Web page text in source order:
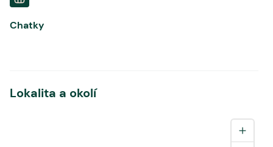
Chatky
Lokalita a okolí